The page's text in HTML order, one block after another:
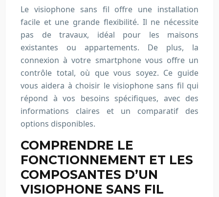
Le visiophone sans fil offre une installation
facile et une grande flexibilité. Il ne nécessite
pas de travaux, idéal pour les maisons
existantes ou appartements. De plus, la
connexion à votre smartphone vous offre un
contrôle total, où que vous soyez. Ce guide
vous aidera à choisir le visiophone sans fil qui
répond à vos besoins spécifiques, avec des
informations claires et un comparatif des
options disponibles.
COMPRENDRE LE
FONCTIONNEMENT ET LES
COMPOSANTES D’UN
VISIOPHONE SANS FIL